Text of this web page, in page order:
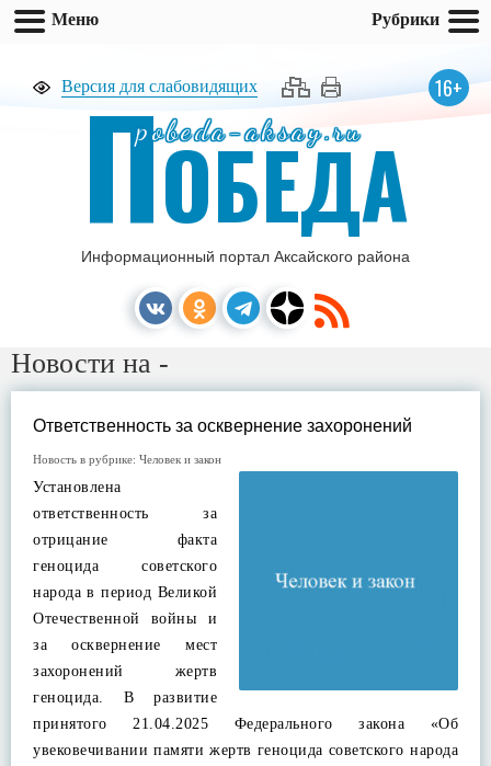
Версия для слабовидящих 16+
pobeda-aksay.ru
ПОБЕДА
Информационный портал Аксайского района
Новости на -
Ответственность за осквернение захоронений
Новость в рубрике: Человек и закон
Установлена
ответственность за
отрицание факта
геноцида советского
народа в период Великой
Отечественной войны и
за осквернение мест
захоронений жертв
геноцида. В развитие
принятого 21.04.2025 Федерального закона «Об
увековечивании памяти жертв геноцида советского народа
Меню Рубрики